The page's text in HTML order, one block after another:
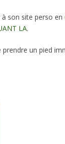
son site perso en
LA.
un pied